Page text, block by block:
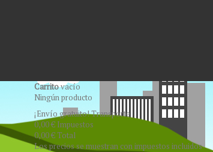
Carritovacío
Ningún producto
¡Envío gratuito!Transporte
0,00 € Impuestos
0,00 €Total
Los precios se muestran con impuestos incluidos